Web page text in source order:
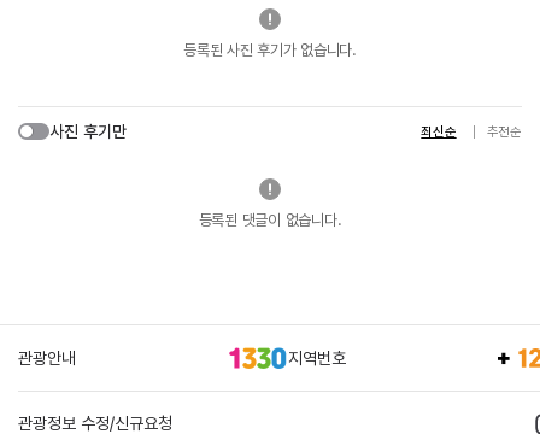
등록된 사진 후기가 없습니다.
사진 후기만 최신순 추천순
등록된 댓글이 없습니다.
관광안내 지역번호
관광정보 수정/신규요청